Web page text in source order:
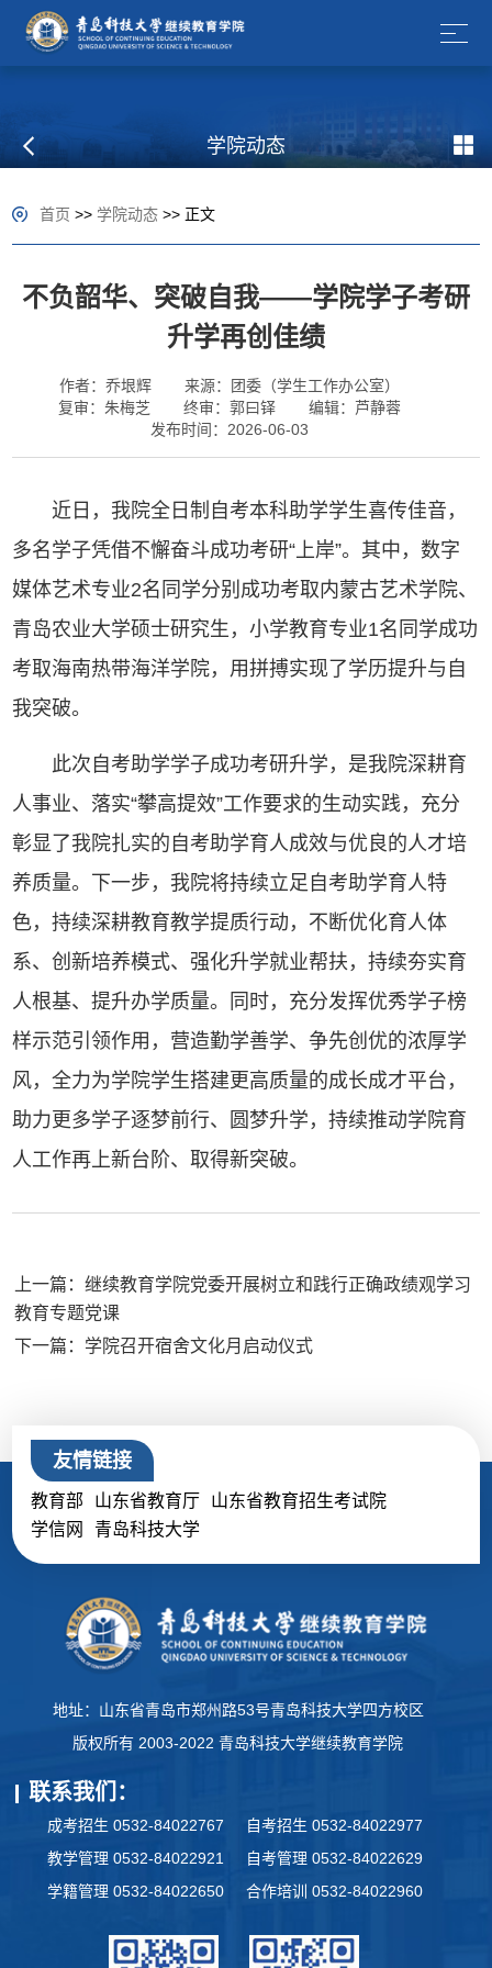
学院动态
首页 >>学院动态 >> 正文
不负韶华、突破自我——学院学子考研
升学再创佳绩
作者：乔垠辉
来源：团委（学生工作办公室）
复审：朱梅芝
终审：郭曰铎
编辑：芦静蓉
发布时间：2026-06-03
近日，我院全日制自考本科助学学生喜传佳音，
多名学子凭借不懈奋斗成功考研“上岸”。其中，数字
媒体艺术专业2名同学分别成功考取内蒙古艺术学院、
青岛农业大学硕士研究生，小学教育专业1名同学成功
考取海南热带海洋学院，用拼搏实现了学历提升与自
我突破。
此次自考助学学子成功考研升学，是我院深耕育
人事业、落实“攀高提效”工作要求的生动实践，充分
彰显了我院扎实的自考助学育人成效与优良的人才培
养质量。下一步，我院将持续立足自考助学育人特
色，持续深耕教育教学提质行动，不断优化育人体
系、创新培养模式、强化升学就业帮扶，持续夯实育
人根基、提升办学质量。同时，充分发挥优秀学子榜
样示范引领作用，营造勤学善学、争先创优的浓厚学
风，全力为学院学生搭建更高质量的成长成才平台，
助力更多学子逐梦前行、圆梦升学，持续推动学院育
人工作再上新台阶、取得新突破。
上一篇：继续教育学院党委开展树立和践行正确政绩观学习
教育专题党课
下一篇：学院召开宿舍文化月启动仪式
友情链接
教育部 山东省教育厅
山东省教育招生考试院
学信网
青岛科技大学
地址：山东省青岛市郑州路53号青岛科技大学四方校区
版权所有 2003-2022 青岛科技大学继续教育学院
联系我们：
成考招生 0532-84022767
自考招生 0532-84022977
教学管理 0532-84022921
自考管理 0532-84022629
学籍管理 0532-84022650
合作培训 0532-84022960